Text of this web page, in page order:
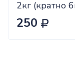
2кг (кратно
цена за 1шт
250